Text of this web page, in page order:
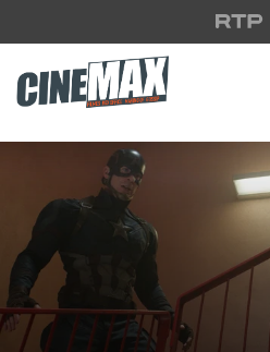
Saltar para o conteúdo principal